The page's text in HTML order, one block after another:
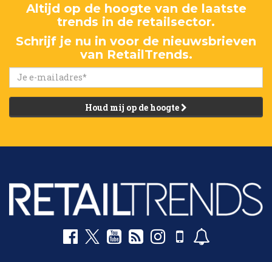
Altijd op de hoogte van de laatste
trends in de retailsector.
Schrijf je nu in voor de nieuwsbrieven
van RetailTrends.
Houd mij op de hoogte